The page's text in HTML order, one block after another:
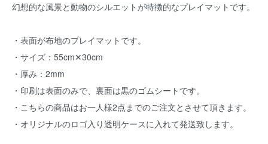
幻想的な風景と動物のシルエットが特徴的なプレイマットです。
・表面が布地のプレイマットです。
・サイズ：55cm✕30cm
・厚み：2mm
・印刷は表面のみで、裏面は黒のゴムシートです。
・こちらの商品はお一人様2点までのご注文とさせて頂きます。
・オリジナルのロゴ入り透明ケースに入れて発送致します。